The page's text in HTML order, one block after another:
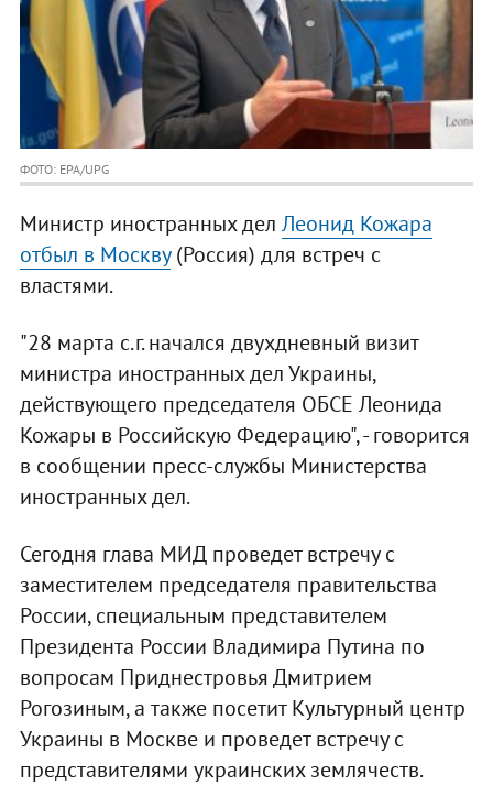
ФОТО: EPA/UPG
Министр иностранных дел Леонид Кожара
отбыл в Москву(Россия) для встреч с
властями.
"28 марта с.г. начался двухдневный визит
министра иностранных дел Украины,
действующего председателя ОБСЕ Леонида
Кожары в Российскую Федерацию", - говорится
в сообщении пресс-службы Министерства
иностранных дел.
Сегодня глава МИД проведет встречу с
заместителем председателя правительства
России, специальным представителем
Президента России Владимира Путина по
вопросам Приднестровья Дмитрием
Рогозиным, а также посетит Культурный центр
Украины в Москве и проведет встречу с
представителями украинских землячеств.